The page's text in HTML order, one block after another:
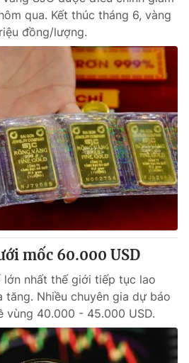
qua. Kết thúc tháng 6, vàng
đồng/lượng.
mốc 60.000 USD
nhất thế giới tiếp tục lao
Nhiều chuyên gia dự báo
vùng 40.000 - 45.000 USD.